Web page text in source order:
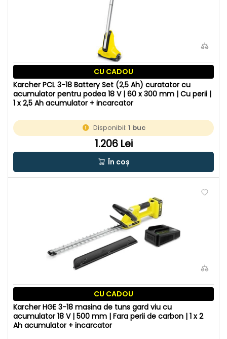
CU CADOU
Karcher PCL 3-18 Battery Set (2,5 Ah) curatator cu
acumulator pentru podea 18 V | 60 x 300 mm | Cu perii |
1 x 2,5 Ah acumulator + incarcator
Disponibil:1 buc
1.206 Lei
În coș
CU CADOU
Karcher HGE 3-18 masina de tuns gard viu cu
acumulator 18 V | 500 mm | Fara perii de carbon | 1 x 2
Ah acumulator + incarcator